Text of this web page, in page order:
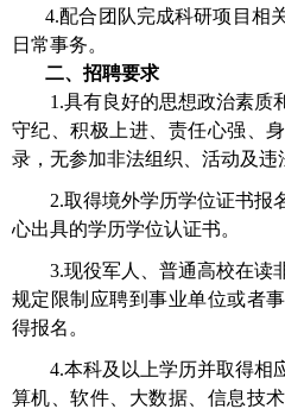
4.配合团队完成科研项目相
日常事务。
二、招聘要求
1.具有良好的思想政治素质
守纪、积极上进、责任心强、
录，无参加非法组织、活动及违
2.取得境外学历学位证书报
心出具的学历学位认证书。
3.现役军人、普通高校在读
规定限制应聘到事业单位或者
得报名。
4.本科及以上学历并取得相
算机、软件、大数据、信息技